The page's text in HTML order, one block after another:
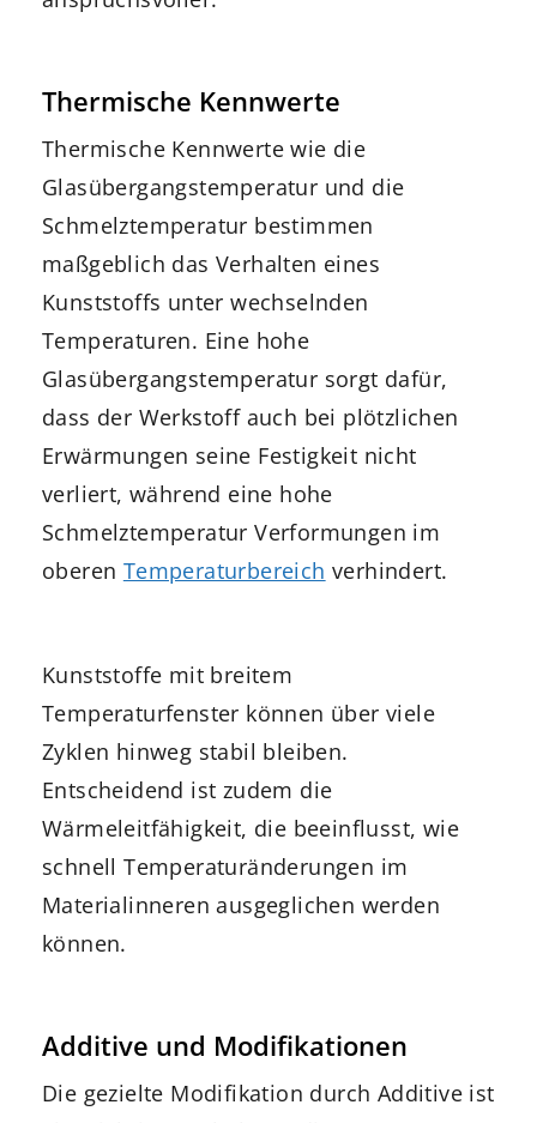
Thermische Kennwerte
Thermische Kennwerte wie die
Glasübergangstemperatur und die
Schmelztemperatur bestimmen
maßgeblich das Verhalten eines
Kunststoffs unter wechselnden
Temperaturen. Eine hohe
Glasübergangstemperatur sorgt dafür,
dass der Werkstoff auch bei plötzlichen
Erwärmungen seine Festigkeit nicht
verliert, während eine hohe
Schmelztemperatur Verformungen im
oberen Temperaturbereich verhindert.
Kunststoffe mit breitem
Temperaturfenster können über viele
Zyklen hinweg stabil bleiben.
Entscheidend ist zudem die
Wärmeleitfähigkeit, die beeinflusst, wie
schnell Temperaturänderungen im
Materialinneren ausgeglichen werden
können.
Additive und Modifikationen
Die gezielte Modifikation durch Additive ist